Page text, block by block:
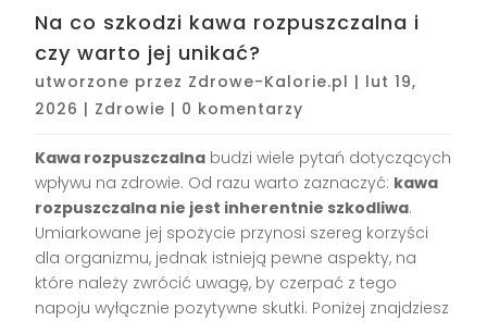
Na co szkodzi kawa rozpuszczalna i
czy warto jej unikać?
utworzone przez Zdrowe-Kalorie.pl | lut 19,
2026 | Zdrowie | 0 komentarzy
Kawa rozpuszczalna budzi wiele pytań dotyczących
wpływu na zdrowie. Od razu warto zaznaczyć: kawa
rozpuszczalna nie jest inherentnie szkodliwa.
Umiarkowane jej spożycie przynosi szereg korzyści
dla organizmu, jednak istnieją pewne aspekty, na
które należy zwrócić uwagę, by czerpać z tego
napoju wyłącznie pozytywne skutki. Poniżej znajdziesz